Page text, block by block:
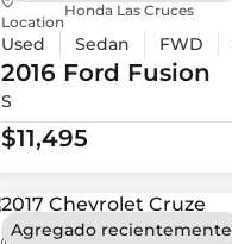
Location
Honda Las Cruces
Used Sedan FWD
2016 Ford Fusion
S
$11,495
Agregado recientemente